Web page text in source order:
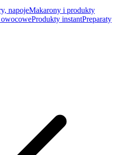
napojeMakarony i produkty
Produkty instantPreparaty